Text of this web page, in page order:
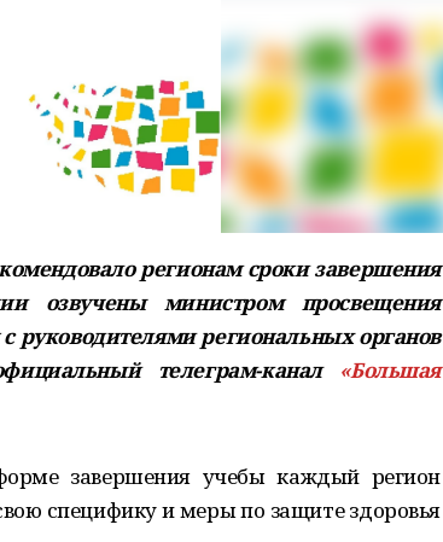
регионам сроки завершения
озвучены министром просвещения
руководителями региональных органов
телеграм-канал «Большая
завершения учебы каждый регион
специфику и меры по защите здоровья